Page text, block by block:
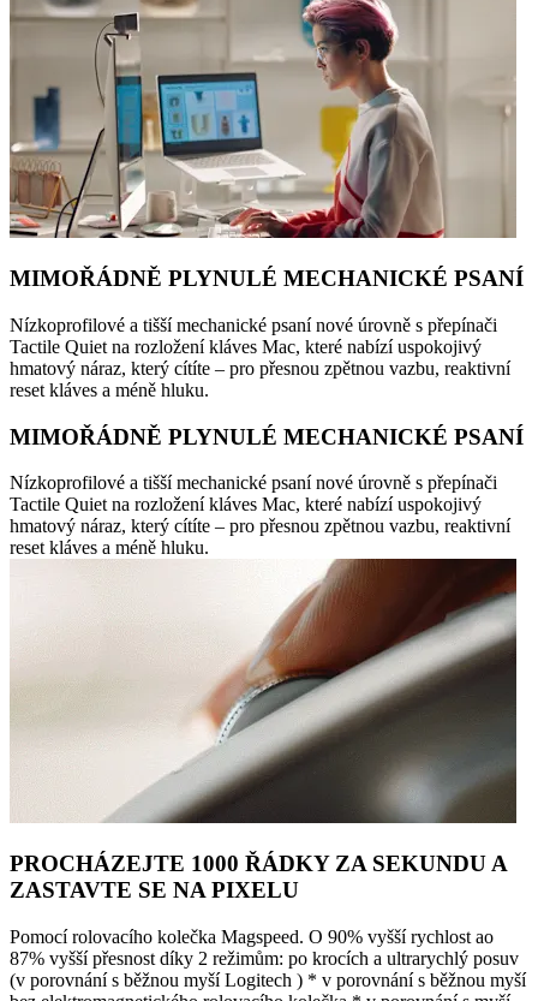
MIMOŘÁDNĚ PLYNULÉ MECHANICKÉ PSANÍ
Nízkoprofilové a tišší mechanické psaní nové úrovně s přepínači
Tactile Quiet na rozložení kláves Mac, které nabízí uspokojivý
hmatový náraz, který cítíte – pro přesnou zpětnou vazbu, reaktivní
reset kláves a méně hluku.
MIMOŘÁDNĚ PLYNULÉ MECHANICKÉ PSANÍ
Nízkoprofilové a tišší mechanické psaní nové úrovně s přepínači
Tactile Quiet na rozložení kláves Mac, které nabízí uspokojivý
hmatový náraz, který cítíte – pro přesnou zpětnou vazbu, reaktivní
reset kláves a méně hluku.
PROCHÁZEJTE 1000 ŘÁDKY ZA SEKUNDU A
ZASTAVTE SE NA PIXELU
Pomocí rolovacího kolečka Magspeed. O 90% vyšší rychlost ao
87% vyšší přesnost díky 2 režimům: po krocích a ultrarychlý posuv
(v porovnání s běžnou myší Logitech ) * v porovnání s běžnou myší